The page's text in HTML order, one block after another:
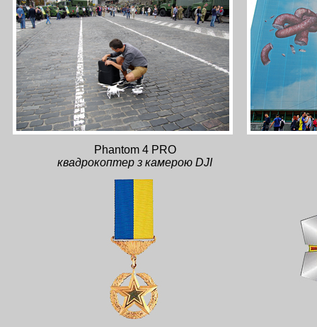
Phantom 4 PRO
квадрокоптер з камерою DJI